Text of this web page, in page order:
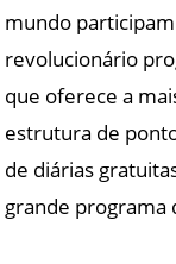
mundo
revolucionário
que oferece a
estrutura de
de diárias
grande programa